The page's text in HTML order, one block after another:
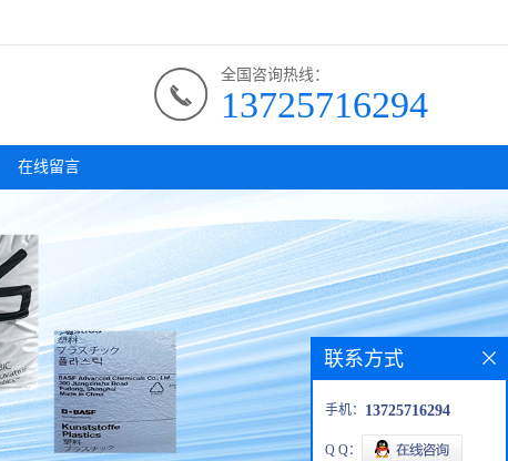
全国咨询热线：
13725716294
在线留言
联系方式
手机： 13725716294
Q Q：